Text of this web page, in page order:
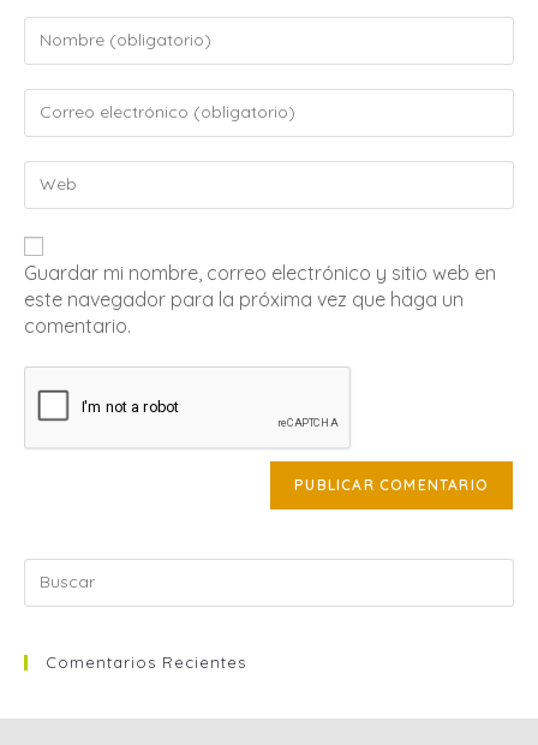
Guardar mi nombre, correo electrónico y sitio web en
este navegador para la próxima vez que haga un
comentario.
Comentarios Recientes